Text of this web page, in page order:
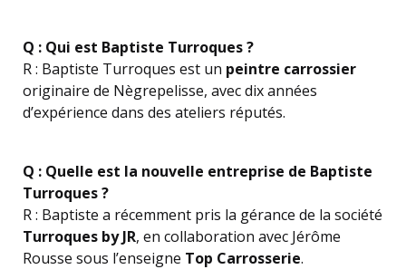
Q : Qui est Baptiste Turroques ?
R : Baptiste Turroques est un peintre carrossier
originaire de Nègrepelisse, avec dix années
d’expérience dans des ateliers réputés.
Q : Quelle est la nouvelle entreprise de Baptiste
Turroques ?
R : Baptiste a récemment pris la gérance de la société
Turroques by JR, en collaboration avec Jérôme
Rousse sous l’enseigne Top Carrosserie.